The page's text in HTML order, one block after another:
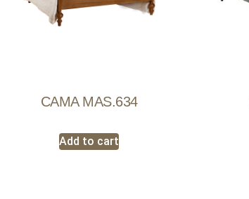
CAMA MAS.634
Add to cart